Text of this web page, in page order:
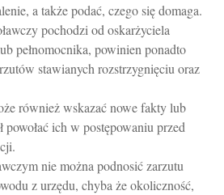
a także podać, czego się domaga.
pochodzi od oskarżyciela
pełnomocnika, powinien ponadto
stawianych rozstrzygnięciu oraz
również wskazać nowe fakty lub
powołać ich w postępowaniu przed
nie można podnosić zarzutu
z urzędu, chyba że okoliczność,